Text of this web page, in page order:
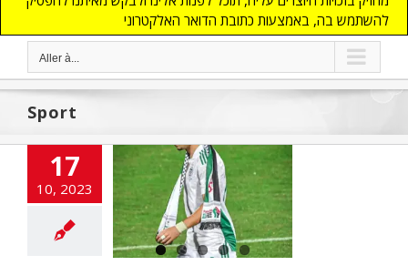
להשתמש בה, באמצעות כתובת הדואר האלקטרוני
Aller à...
Sport
17
10, 2023
de Gaza
vestiaires des
clubs
ACTUALITES
criminalité
DEFENSE